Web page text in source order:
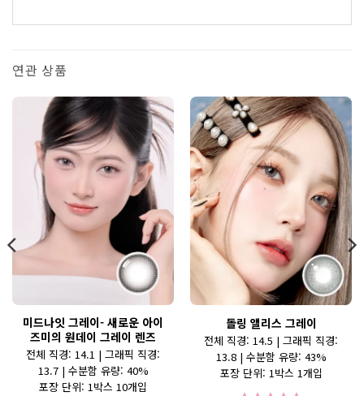
연관 상품
미드나잇 그레이- 새로운 아이
즈미의 원데이 그레이 렌즈
전체 직경: 14.1 | 그래픽 직경:
13.7 | 수분함 유량: 40%
포장 단위: 1박스 10개입
돌링 앨리스 그레이
전체 직경: 14.5 | 그래픽 직경:
13.8 | 수분함 유량: 43%
포장 단위: 1박스 1개입